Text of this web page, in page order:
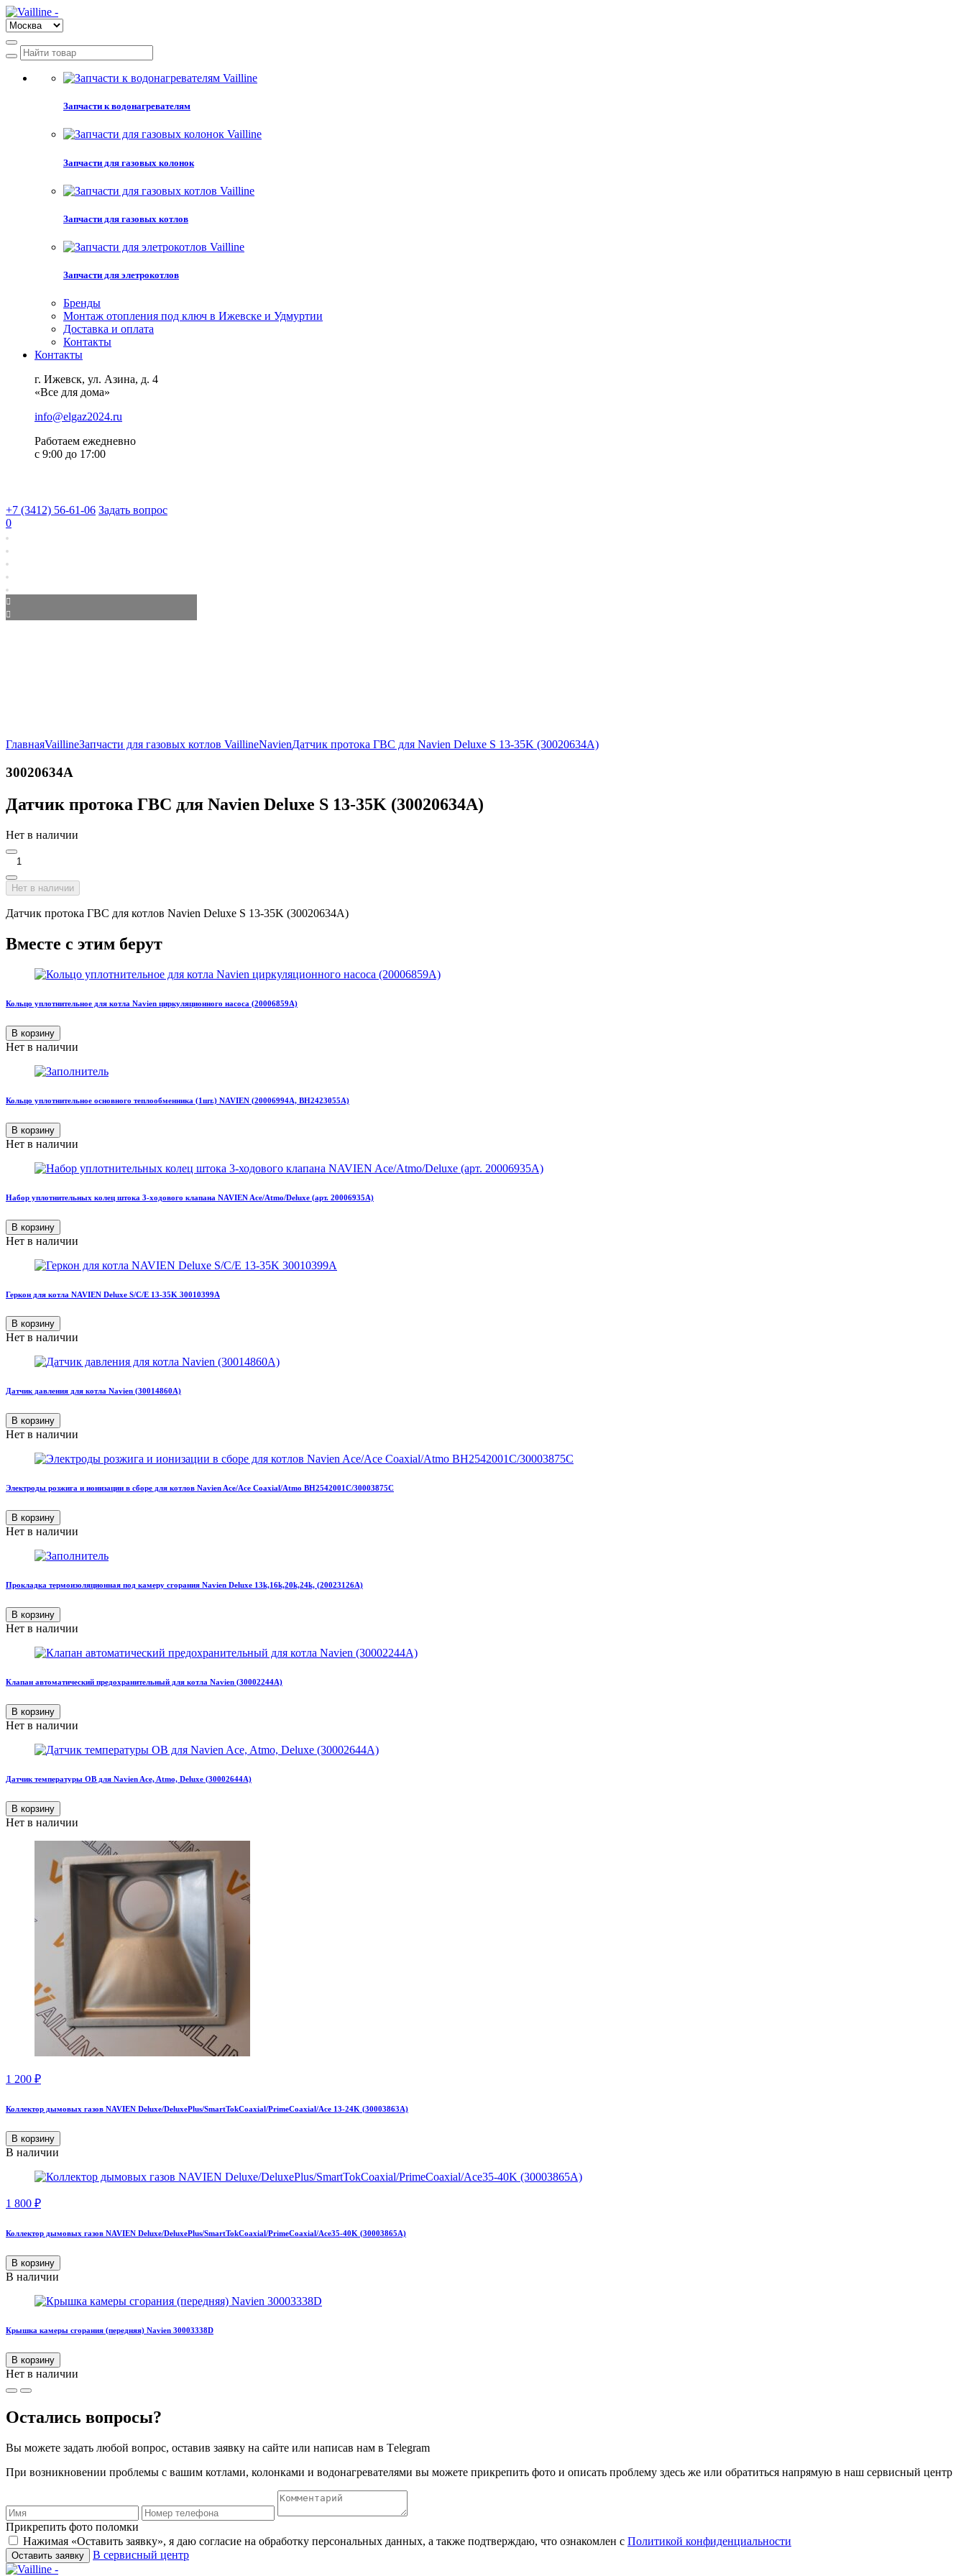
Запчасти к водонагревателям
Запчасти для газовых колонок
Запчасти для газовых котлов
Запчасти для элетрокотлов
Бренды
Монтаж отопления под ключ в Ижевске и Удмуртии
Доставка и оплата
Контакты
Контакты
г. Ижевск, ул. Азина, д. 4
«Все для дома»
info@elgaz2024.ru
Работаем eжедневно
с 9:00 до 17:00
+7 (3412) 56-61-06 Задать вопрос
0
ГлавнаяVaillineЗапчасти для газовых котлов VaillineNavienДатчик протока ГВС для Navien Deluxe S 13-35K (30020634A)
30020634A
Датчик протока ГВС для Navien Deluxe S 13-35K (30020634A)
Нет в наличии
Нет в наличии
Датчик протока ГВС для котлов Navien Deluxe S 13-35K (30020634A)
Вместе с этим берут
Кольцо уплотнительное для котла Navien циркуляционного насоса (20006859A)
В корзину
Нет в наличии
Кольцо уплотнительное основного теплообменника (1шт.) NAVIEN (20006994А, BH2423055A)
В корзину
Нет в наличии
Набор уплотнительных колец штока 3-ходового клапана NAVIEN Ace/Atmo/Deluxe (арт. 20006935A)
В корзину
Нет в наличии
Геркон для котла NAVIEN Deluxe S/C/E 13-35K 30010399A
В корзину
Нет в наличии
Датчик давления для котла Navien (30014860A)
В корзину
Нет в наличии
Электроды розжига и ионизации в сборе для котлов Navien Ace/Ace Coaxial/Atmo BH2542001C/30003875C
В корзину
Нет в наличии
Прокладка термоизоляционная под камеру сгорания Navien Deluxe 13k,16k,20k,24k, (20023126А)
В корзину
Нет в наличии
Клапан автоматический предохранительный для котла Navien (30002244A)
В корзину
Нет в наличии
Датчик температуры ОВ для Navien Ace, Atmo, Deluxe (30002644A)
В корзину
Нет в наличии
1 200 ₽
Коллектор дымовых газов NAVIEN Deluxe/DeluxePlus/SmartTokCoaxial/PrimeCoaxial/Ace 13-24K (30003863A)
В корзину
В наличии
1 800 ₽
Коллектор дымовых газов NAVIEN Deluxe/DeluxePlus/SmartTokCoaxial/PrimeCoaxial/Ace35-40K (30003865A)
В корзину
В наличии
Крышка камеры сгорания (передняя) Navien 30003338D
В корзину
Нет в наличии
Остались вопросы?
Вы можете задать любой вопрос, оставив заявку на сайте или написав нам в Тelegram
При возникновении проблемы с вашим котлами, колонками и водонагревателями вы можете прикрепить фото и описать проблему здесь же или обратиться напрямую в наш сервисный центр
Прикрепить фото поломки
Нажимая «Оставить заявку», я даю согласие на обработку персональных данных, а также подтверждаю, что ознакомлен с Политикой конфиденциальности
Оставить заявку В сервисный центр